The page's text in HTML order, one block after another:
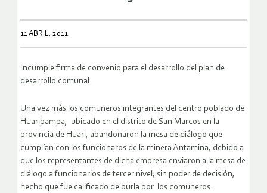
11 ABRIL, 2011
Incumple firma de convenio para el desarrollo del plan de
desarrollo comunal.
Una vez más los comuneros integrantes del centro poblado de
Huaripampa, ubicado en el distrito de San Marcos en la
provincia de Huari, abandonaron la mesa de diálogo que
cumplían con los funcionaros de la minera Antamina, debido a
que los representantes de dicha empresa enviaron a la mesa de
diálogo a funcionarios de tercer nivel, sin poder de decisión,
hecho que fue calificado de burla por los comuneros.